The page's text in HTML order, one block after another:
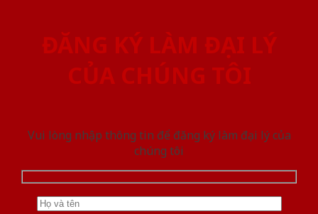
ĐĂNG KÝ LÀM ĐẠI LÝ
CỦA CHÚNG TÔI
Vui lòng nhập thông tin để đăng ký làm đại lý của
chúng tôi